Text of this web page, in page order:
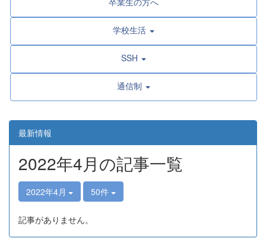
学校生活
SSH
通信制
最新情報
2022年4月の記事一覧
2022年4月 50件
記事がありません。